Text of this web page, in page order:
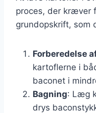
proces, der kræver
grundopskrift, som
Forberedelse
kartoflerne i
baconet i
Bagning: Læg
drys